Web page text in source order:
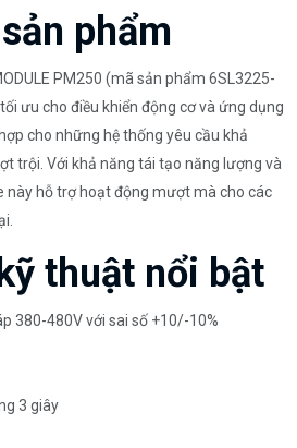
phẩm
PM250 (mã sản phẩm 6SL3225-
ưu cho điều khiển động cơ và ứng dụng
cho những hệ thống yêu cầu khả
trội. Với khả năng tái tạo năng lượng và
này hỗ trợ hoạt động mượt mà cho các
thuật nổi bật
380-480V với sai số +10/-10%
3 giây